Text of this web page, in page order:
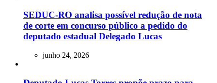
SEDUC-RO analisa possível redução de nota
de corte em concurso público a pedido do
deputado estadual Delegado Lucas
junho 24, 2026